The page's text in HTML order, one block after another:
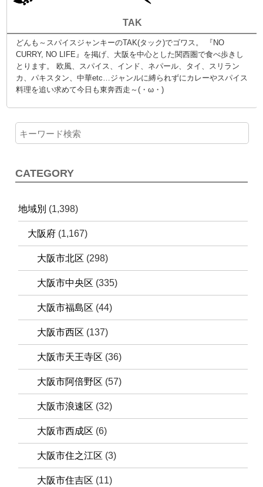
TAK
どんも～スパイスジャンキーのTAK(タック)でゴワス。 『NO
CURRY, NO LIFE』を掲げ、大阪を中心とした関西圏で食べ歩きし
とります。 欧風、スパイス、インド、ネパール、タイ、スリラン
カ、パキスタン、中華etc…ジャンルに縛られずにカレーやスパイス
料理を追い求めて今日も東奔西走～(・ω・)
CATEGORY
地域別 (1,398)
大阪府 (1,167)
大阪市北区 (298)
大阪市中央区 (335)
大阪市福島区 (44)
大阪市西区 (137)
大阪市天王寺区 (36)
大阪市阿倍野区 (57)
大阪市浪速区 (32)
大阪市西成区 (6)
大阪市住之江区 (3)
大阪市住吉区 (11)